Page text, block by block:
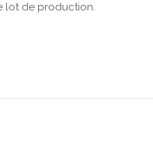
lot de production.